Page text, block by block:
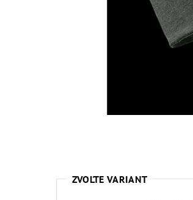
ZVOĽTE VARIANT